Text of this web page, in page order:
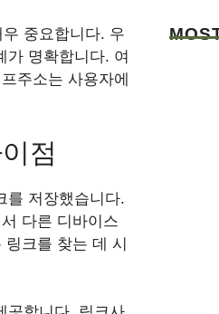
중요합니다. 우
가 명확합니다. 여
주소는 사용자에
점
를 저장했습니다.
다른 디바이스
크를 찾는 데 시